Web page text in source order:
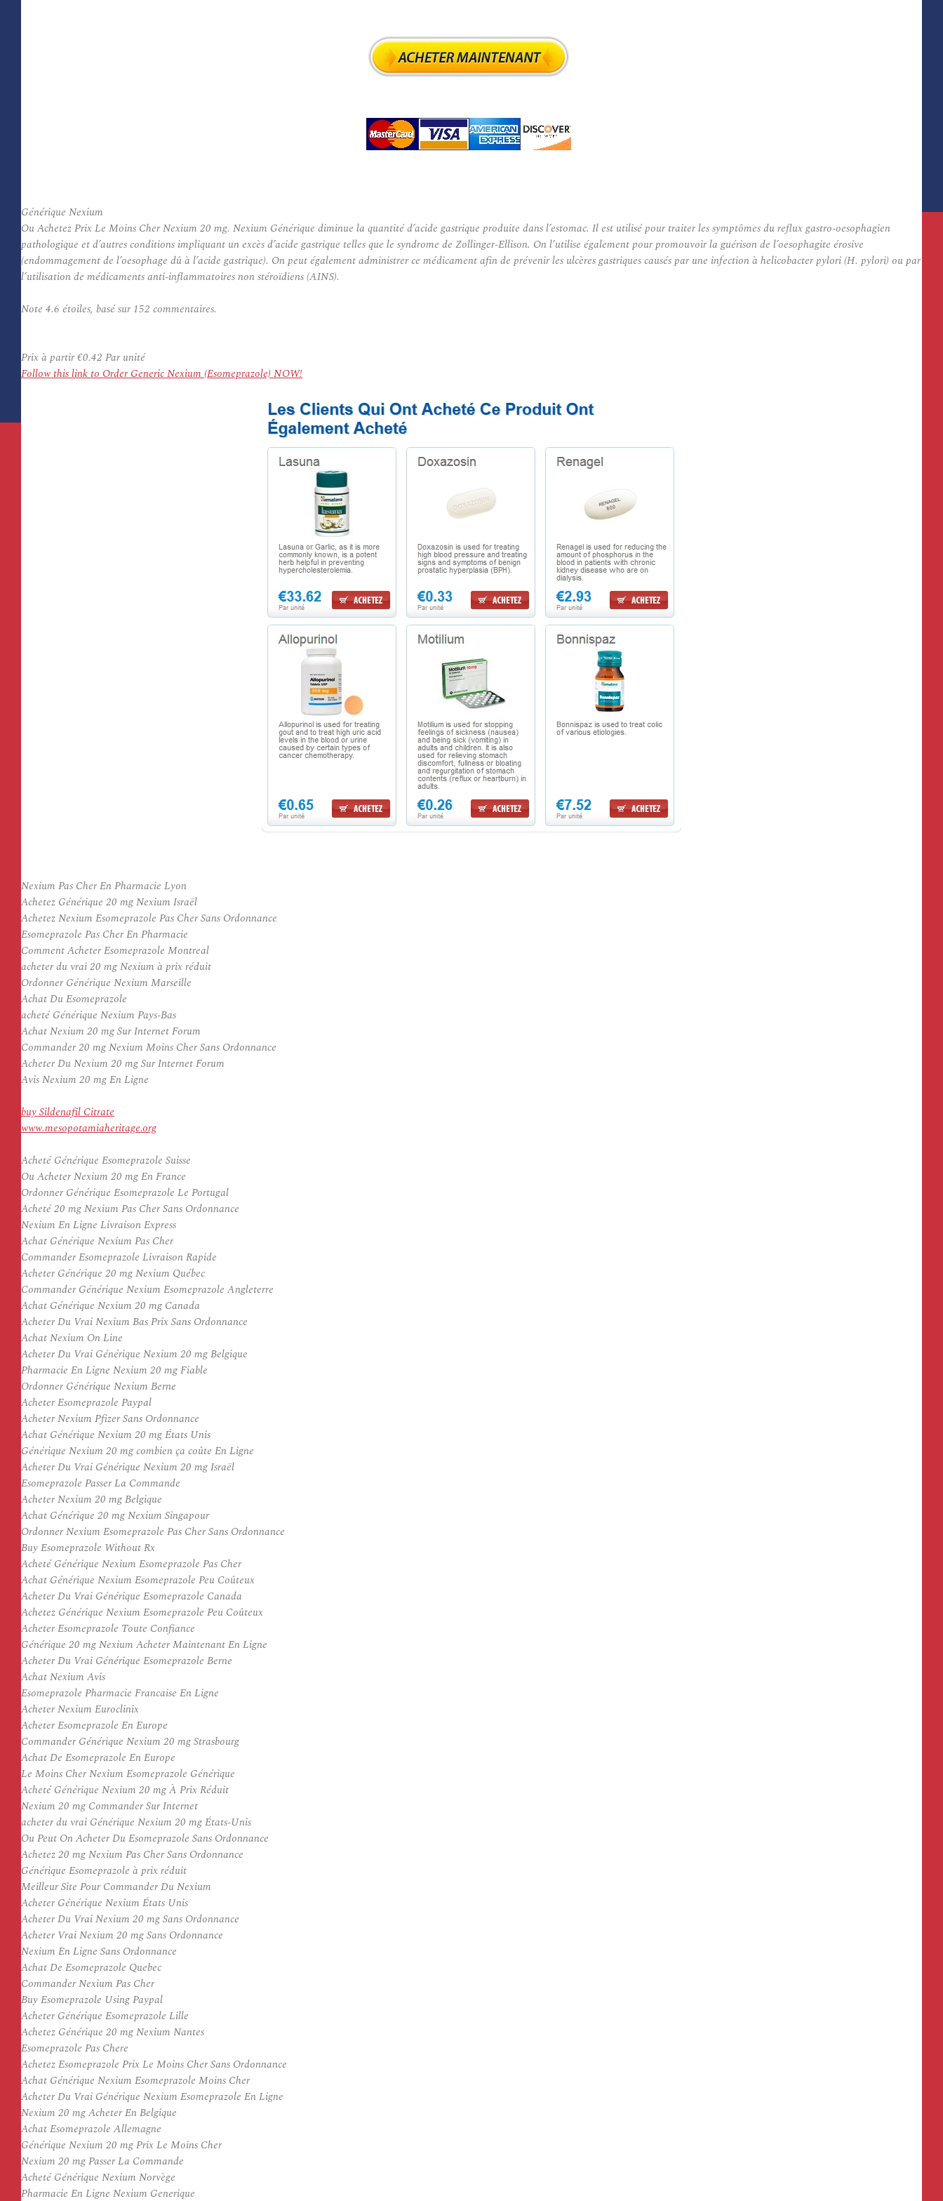
Générique Nexium
Ou Achetez Prix Le Moins Cher Nexium 20 mg. Nexium Générique diminue la quantité d’acide gastrique produite dans l’estomac. Il est utilisé pour traiter les symptômes du reflux gastro-oesophagien
pathologique et d’autres conditions impliquant un excès d’acide gastrique telles que le syndrome de Zollinger-Ellison. On l’utilise également pour promouvoir la guérison de l’oesophagite érosive
(endommagement de l’oesophage dû à l’acide gastrique). On peut également administrer ce médicament afin de prévenir les ulcères gastriques causés par une infection à helicobacter pylori (H. pylori) ou par
l’utilisation de médicaments anti-inflammatoires non stéroïdiens (AINS).
Note 4.6 étoiles, basé sur 152 commentaires.
Prix à partir€0.42 Par unité
Follow this link to Order Generic Nexium (Esomeprazole) NOW!
Nexium Pas Cher En Pharmacie Lyon
Achetez Générique 20 mg Nexium Israël
Achetez Nexium Esomeprazole Pas Cher Sans Ordonnance
Esomeprazole Pas Cher En Pharmacie
Comment Acheter Esomeprazole Montreal
acheter du vrai 20 mg Nexium à prix réduit
Ordonner Générique Nexium Marseille
Achat Du Esomeprazole
acheté Générique Nexium Pays-Bas
Achat Nexium 20 mg Sur Internet Forum
Commander 20 mg Nexium Moins Cher Sans Ordonnance
Acheter Du Nexium 20 mg Sur Internet Forum
Avis Nexium 20 mg En Ligne
buy Sildenafil Citrate
www.mesopotamiaheritage.org
Acheté Générique Esomeprazole Suisse
Ou Acheter Nexium 20 mg En France
Ordonner Générique Esomeprazole Le Portugal
Acheté 20 mg Nexium Pas Cher Sans Ordonnance
Nexium En Ligne Livraison Express
Achat Générique Nexium Pas Cher
Commander Esomeprazole Livraison Rapide
Acheter Générique 20 mg Nexium Québec
Commander Générique Nexium Esomeprazole Angleterre
Achat Générique Nexium 20 mg Canada
Acheter Du Vrai Nexium Bas Prix Sans Ordonnance
Achat Nexium On Line
Acheter Du Vrai Générique Nexium 20 mg Belgique
Pharmacie En Ligne Nexium 20 mg Fiable
Ordonner Générique Nexium Berne
Acheter Esomeprazole Paypal
Acheter Nexium Pfizer Sans Ordonnance
Achat Générique Nexium 20 mg États Unis
Générique Nexium 20 mg combien ça coûte En Ligne
Acheter Du Vrai Générique Nexium 20 mg Israël
Esomeprazole Passer La Commande
Acheter Nexium 20 mg Belgique
Achat Générique 20 mg Nexium Singapour
Ordonner Nexium Esomeprazole Pas Cher Sans Ordonnance
Buy Esomeprazole Without Rx
Acheté Générique Nexium Esomeprazole Pas Cher
Achat Générique Nexium Esomeprazole Peu Coûteux
Acheter Du Vrai Générique Esomeprazole Canada
Achetez Générique Nexium Esomeprazole Peu Coûteux
Acheter Esomeprazole Toute Confiance
Générique 20 mg Nexium Acheter Maintenant En Ligne
Acheter Du Vrai Générique Esomeprazole Berne
Achat Nexium Avis
Esomeprazole Pharmacie Francaise En Ligne
Acheter Nexium Euroclinix
Acheter Esomeprazole En Europe
Commander Générique Nexium 20 mg Strasbourg
Achat De Esomeprazole En Europe
Le Moins Cher Nexium Esomeprazole Générique
Acheté Générique Nexium 20 mg À Prix Réduit
Nexium 20 mg Commander Sur Internet
acheter du vrai Générique Nexium 20 mg États-Unis
Ou Peut On Acheter Du Esomeprazole Sans Ordonnance
Achetez 20 mg Nexium Pas Cher Sans Ordonnance
Générique Esomeprazole à prix réduit
Meilleur Site Pour Commander Du Nexium
Acheter Générique Nexium États Unis
Acheter Du Vrai Nexium 20 mg Sans Ordonnance
Acheter Vrai Nexium 20 mg Sans Ordonnance
Nexium En Ligne Sans Ordonnance
Achat De Esomeprazole Quebec
Commander Nexium Pas Cher
Buy Esomeprazole Using Paypal
Acheter Générique Esomeprazole Lille
Achetez Générique 20 mg Nexium Nantes
Esomeprazole Pas Chere
Achetez Esomeprazole Prix Le Moins Cher Sans Ordonnance
Achat Générique Nexium Esomeprazole Moins Cher
Acheter Du Vrai Générique Nexium Esomeprazole En Ligne
Nexium 20 mg Acheter En Belgique
Achat Esomeprazole Allemagne
Générique Nexium 20 mg Prix Le Moins Cher
Nexium 20 mg Passer La Commande
Acheté Générique Nexium Norvège
Pharmacie En Ligne Nexium Generique